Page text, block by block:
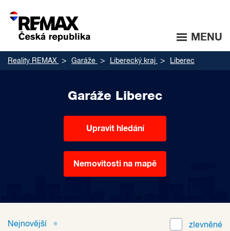
MENU
Reality REMAX Garáže Liberecký kraj Liberec
Garáže Liberec
Upravit hledání
Nemovitosti na mapě
Nejnovější zlevněné